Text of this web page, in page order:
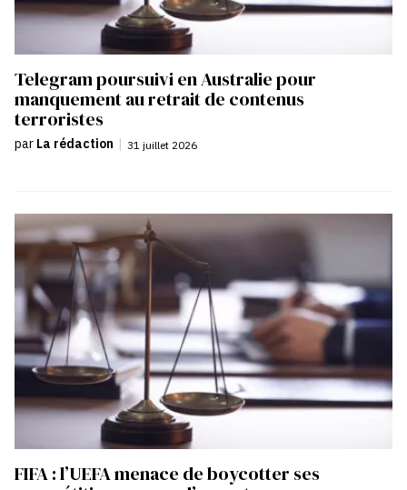
Telegram poursuivi en Australie pour
manquement au retrait de contenus
terroristes
par La rédaction 31 juillet 2026
FIFA : l’UEFA menace de boycotter ses